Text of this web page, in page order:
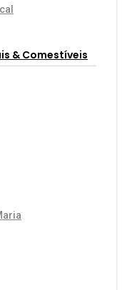
& Comestíveis